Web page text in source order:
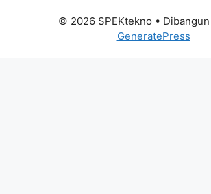
© 2026 SPEKtekno •
GeneratePress